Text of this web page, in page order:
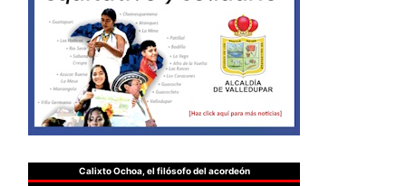
Calixto Ochoa, el filósofo del acordeón